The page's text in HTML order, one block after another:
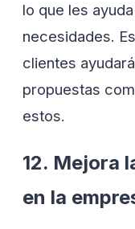
lo que les
necesidades.
clientes
propuestas
estos.
12. Mejora
en la